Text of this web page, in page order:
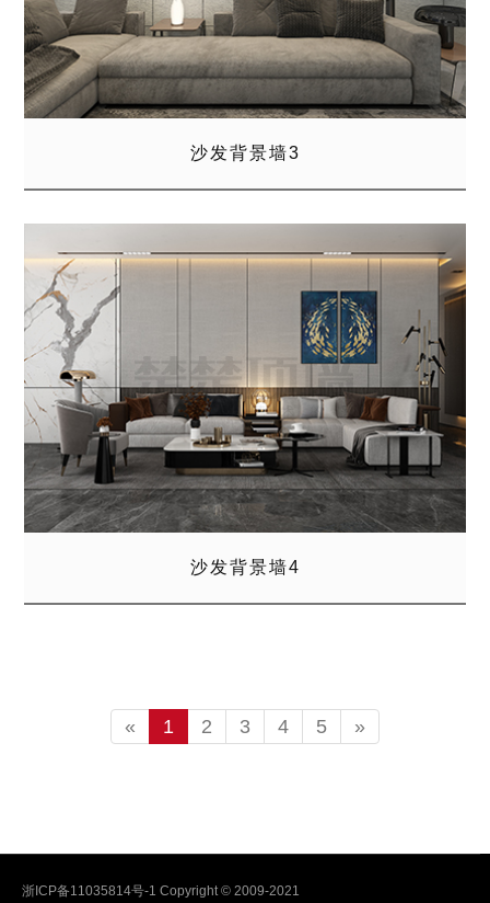
沙发背景墙3
沙发背景墙4
« 1 2 3 4 5 »
浙ICP备11035814号-1 Copyright © 2009-2021